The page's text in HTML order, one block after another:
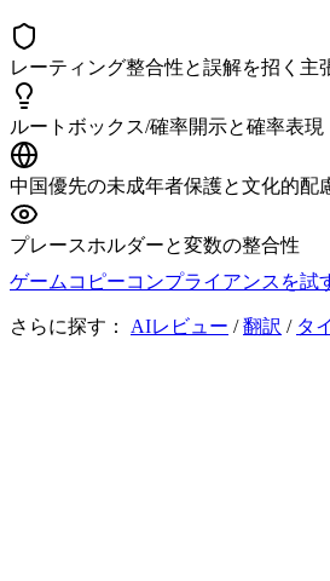
レーティング整合性と誤解を招く主
ルートボックス/確率開示と確率表現
中国優先の未成年者保護と文化的配
プレースホルダーと変数の整合性
ゲームコピーコンプライアンスを試
さらに探す： AIレビュー /翻訳 / タ